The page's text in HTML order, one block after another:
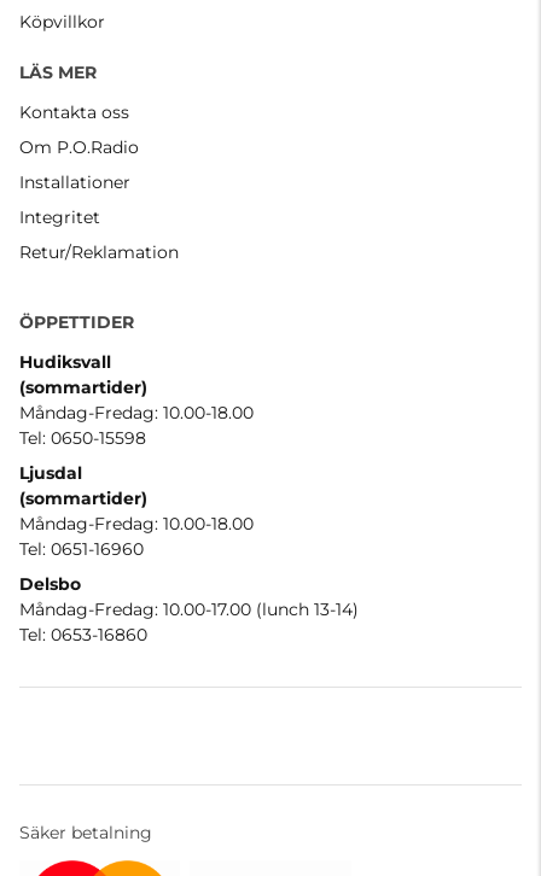
Köpvillkor
LÄS MER
Kontakta oss
Om P.O.Radio
Installationer
Integritet
Retur/Reklamation
ÖPPETTIDER
Hudiksvall
(sommartider)
Måndag-Fredag: 10.00-18.00
Tel: 0650-15598
Ljusdal
(sommartider)
Måndag-Fredag: 10.00-18.00
Tel: 0651-16960
Delsbo
Måndag-Fredag: 10.00-17.00 (lunch 13-14)
Tel: 0653-16860
Säker betalning